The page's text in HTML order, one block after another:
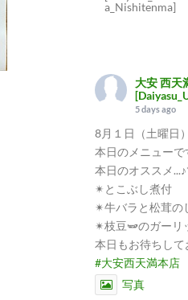
大安 西天
5 days ago
8月１日（土曜日）
本日のメニューで
本日のオススメ
✴︎とこぶし煮付
✴︎牛バラと松茸の
✴︎枝豆🫛のガーリ
本日もお待ちして
#大安西天満本店
写真